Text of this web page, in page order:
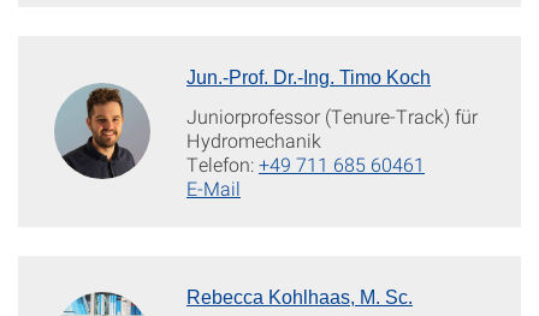
Jun.-Prof. Dr.-Ing. Timo Koch
Juniorprofessor (Tenure-Track) für
Hydromechanik
Telefon:+49 711 685 60461
E-Mail
Rebecca Kohlhaas, M. Sc.